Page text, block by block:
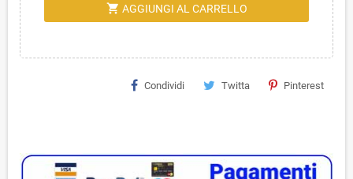
shopping_cart AGGIUNGI AL CARRELLO
Condividi Twitta Pinterest